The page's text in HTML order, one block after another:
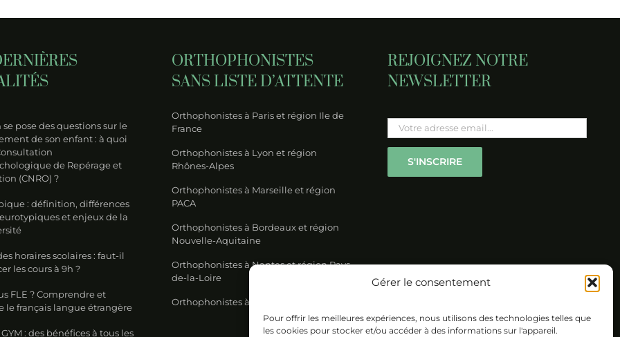
Gérer le consentement
Pour offrir les meilleures expériences, nous utilisons des technologies telles que
les cookies pour stocker et/ou accéder à des informations sur l'appareil.
?
pas s’y
pose des questions sur le
de son enfant : à quoi
de Repérage et
(CNRO) ?
: définition, différences
et enjeux de la
horaires scolaires : faut-il
les cours à 9h ?
FLE ? Comprendre et
le français langue étrangère
: des bénéfices à tous les
ORTHOPHONISTES
SANS LISTE D’ATTENTE
Orthophonistes à Paris et région Ile de
France
Orthophonistes à Lyon et région
Rhônes-Alpes
Orthophonistes à Marseille et région
PACA
Orthophonistes à Bordeaux et région
Nouvelle-Aquitaine
Orthophonistes à Nantes et région Pays-
de-la-Loire
Orthophonistes à Lille et région Nord
REJOIGNEZ NOTRE
NEWSLETTER
Please leave this field empty.